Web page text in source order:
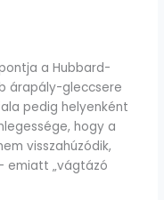
a Hubbard-
árapály-gleccsere
pedig helyenként
hogy a
visszahúzódik,
emiatt „vágtázó